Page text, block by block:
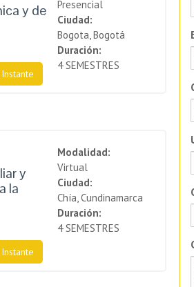
y de
Presencial
Ciudad:
Bogota, Bogotá
Duración:
4 SEMESTRES
y
la
Modalidad:
Virtual
Ciudad:
Chía, Cundinamarca
Duración:
4 SEMESTRES